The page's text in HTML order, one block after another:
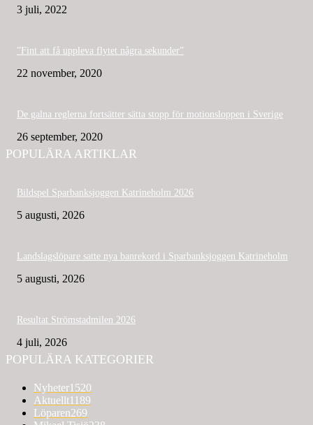
3 juli, 2022
”Fint att få uppleva flytet några sekunder”
22 november, 2020
De galna reglerna fortsätter sätta stopp för motionsloppen i Sverige
26 september, 2020
POPULÄRA ARTIKLAR
Bildspel Sparbanksjoggen Katrineholm 2026
5 augusti, 2026
Landslagslöpare satte nya banrekord i Sparbanksjoggen Katrineholm
5 augusti, 2026
Resultat Strömstadmilen 2026
4 juli, 2026
POPULÄRA KATEGORIER
Nyheter1520
Aktuellt1189
Löparen269